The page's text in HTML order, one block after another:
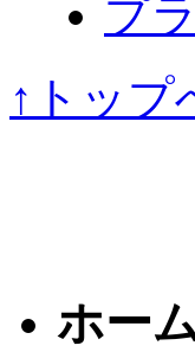
プ
↑トップ
ホー